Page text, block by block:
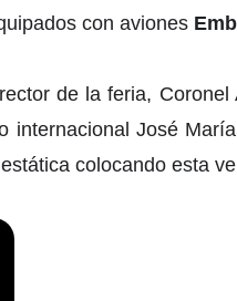
con aviones
de la feria, Coronel
José
colocando esta